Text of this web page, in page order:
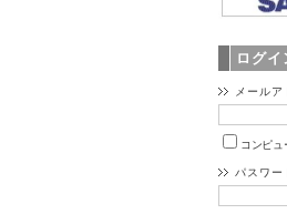
ログイ
メールア
コンピ
パスワー